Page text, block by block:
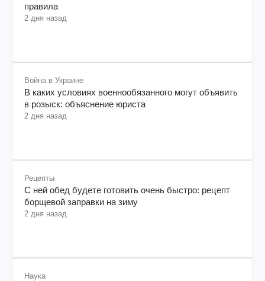
правила
2 дня назад
Война в Украине
В каких условиях военнообязанного могут объявить
в розыск: объяснение юриста
2 дня назад
Рецепты
С ней обед будете готовить очень быстро: рецепт
борщевой заправки на зиму
2 дня назад
Наука